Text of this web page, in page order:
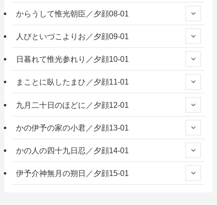
からうして惟光朝臣／夕顔08-01
人びといづこよりお／夕顔09-01
日暮れて惟光参れり／夕顔10-01
まことに臥したまひ／夕顔11-01
九月二十日のほどに／夕顔12-01
かの伊予の家の小君／夕顔13-01
かの人の四十九日忍／夕顔14-01
伊予介神無月の朔日／夕顔15-01